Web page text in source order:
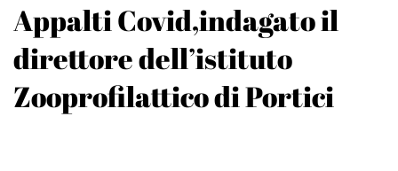
Appalti Covid,indagato il
direttore dell’istituto
Zooprofilattico di Portici